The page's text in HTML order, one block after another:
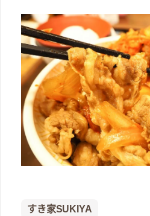
すき家SUKIYA